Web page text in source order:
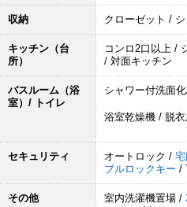
収納 クローゼット /
キッチン（台
所）
コンロ2口以上 /
/ 対面キッチン
バスルーム（浴
室）/ トイレ
シャワー付洗面
浴室乾燥機 / 脱
セキュリティ オートロック /
ブルロックキー /
その他 室内洗濯機置場 /